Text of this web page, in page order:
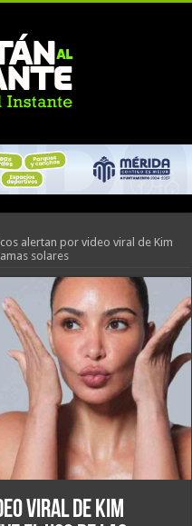
alertan por video viral de Kim
solares
viral de Kim